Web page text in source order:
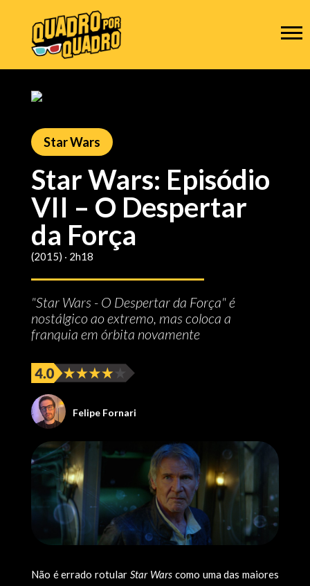
Star Wars
Star Wars: Episódio
VII – O Despertar
da Força
(2015) ‧ 2h18
"Star Wars - O Despertar da Força" é
nostálgico ao extremo, mas coloca a
franquia em órbita novamente
Felipe Fornari
Não é errado rotularStar Warscomo uma das maiores